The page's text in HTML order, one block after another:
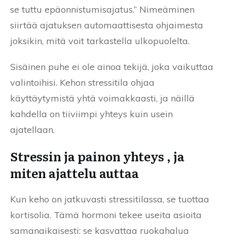
se tuttu epäonnistumisajatus.” Nimeäminen
siirtää ajatuksen automaattisesta ohjaimesta
joksikin, mitä voit tarkastella ulkopuolelta.
Sisäinen puhe ei ole ainoa tekijä, joka vaikuttaa
valintoihisi. Kehon stressitila ohjaa
käyttäytymistä yhtä voimakkaasti, ja näillä
kahdella on tiiviimpi yhteys kuin usein
ajatellaan.
Stressin ja painon yhteys , ja
miten ajattelu auttaa
Kun keho on jatkuvasti stressitilassa, se tuottaa
kortisolia. Tämä hormoni tekee useita asioita
samanaikaisesti: se kasvattaa ruokahalua